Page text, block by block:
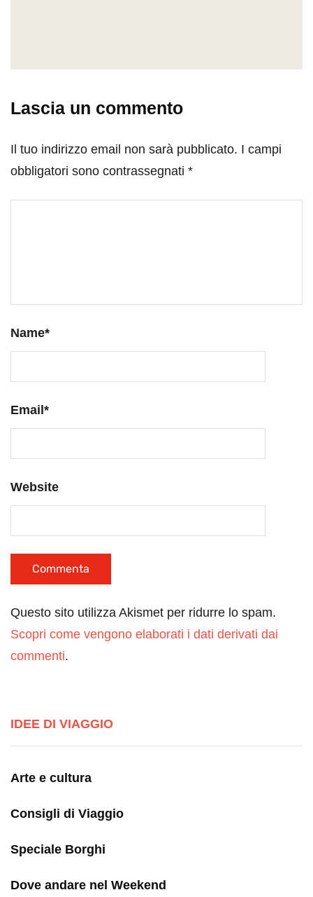
Lascia un commento
Il tuo indirizzo email non sarà pubblicato. I campi
obbligatori sono contrassegnati *
Name*
Email *
Website
Questo sito utilizza Akismet per ridurre lo spam.
Scopri come vengono elaborati i dati derivati dai
commenti.
IDEE DI VIAGGIO
Arte e cultura
Consigli di Viaggio
Speciale Borghi
Dove andare nel Weekend